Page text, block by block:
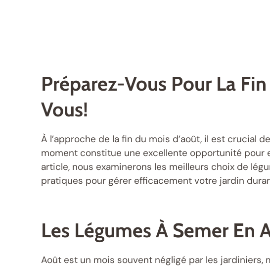
Préparez-Vous Pour La
Vous!
À l’approche de la fin du mois d’août, il est crucial
moment constitue une excellente opportunité pour
article, nous examinerons les meilleurs choix de
pratiques pour gérer efficacement votre jardin
Les Légumes À Semer En
Août est un mois souvent négligé par les